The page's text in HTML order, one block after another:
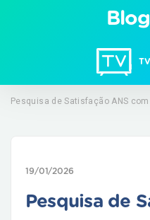
Pesquisa de Satisfação ANS
19/01/2026
Pesquisa de